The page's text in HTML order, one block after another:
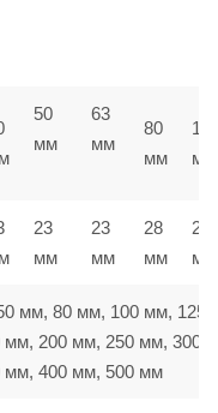
50
мм
63
мм
80
мм
мм
23
мм
23
мм
28
мм
28
мм, 80 мм, 100 мм, 125
мм, 200 мм, 250 мм, 300
мм, 400 мм, 500 мм